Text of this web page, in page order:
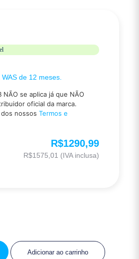
de 12 meses.
NÃO se aplica já que NÃO
oficial da marca.
nossos Termos e
R$1290,99
R$1575,01 (IVA inclusa)
Adicionar ao carrinho